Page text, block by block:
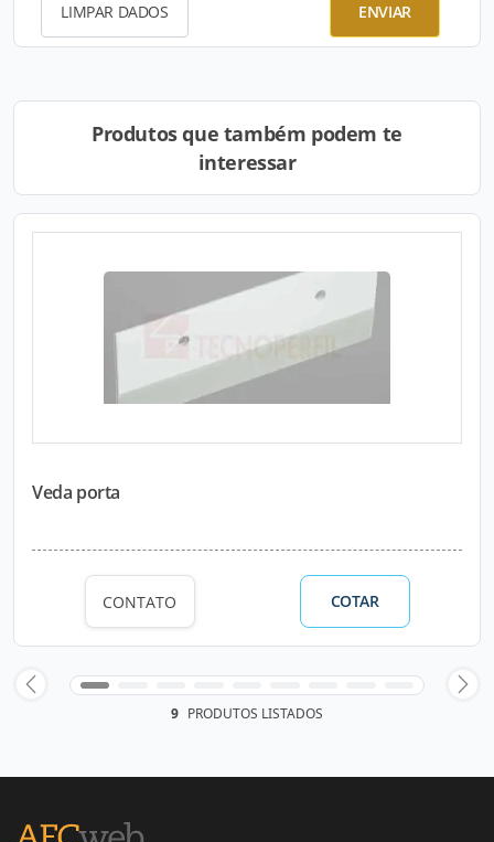
LIMPAR DADOS ENVIAR
Produtos que também podem te
interessar
Veda porta
CONTATO COTAR
9 PRODUTOS LISTADOS